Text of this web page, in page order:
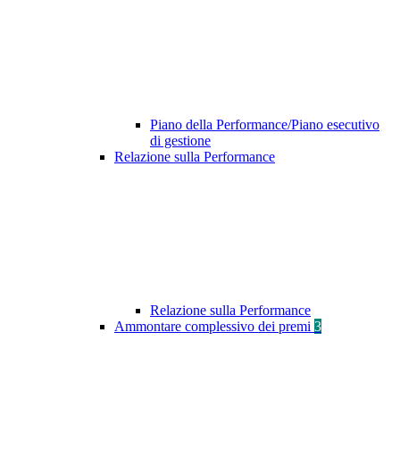
Piano della Performance/Piano esecutivo
di gestione
Relazione sulla Performance
Relazione sulla Performance
Ammontare complessivo dei premi 3